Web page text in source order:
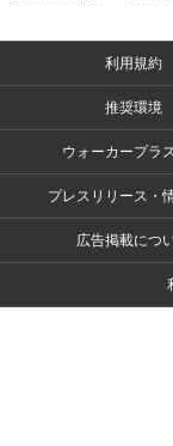
利用規約
推奨環境
ウォーカープラ
プレスリリース・
広告掲載につ